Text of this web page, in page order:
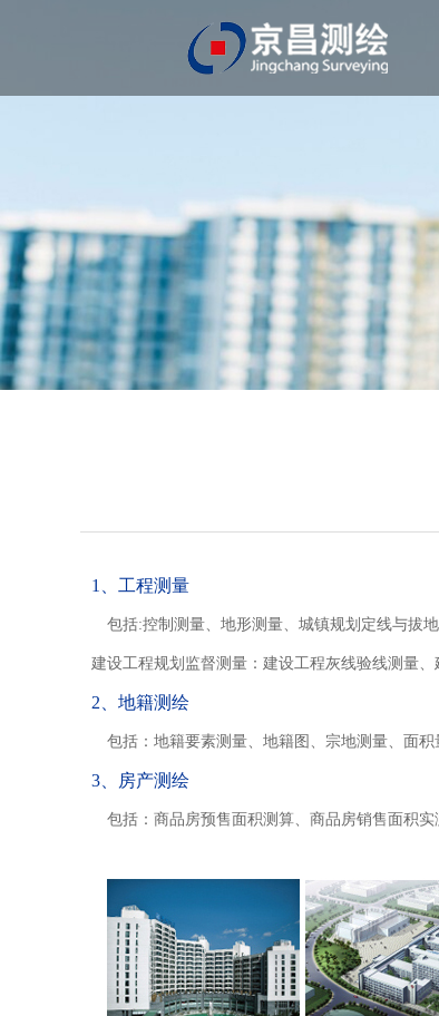
1、工程测量
包括:控制测量、地形测量、城镇规划定线与拔
建设工程规划监督测量：建设工程灰线验线测量
2、地籍测绘
包括：地籍要素测量、地籍图、宗地测量、面积
3、房产测绘
包括：商品房预售面积测算、商品房销售面积实